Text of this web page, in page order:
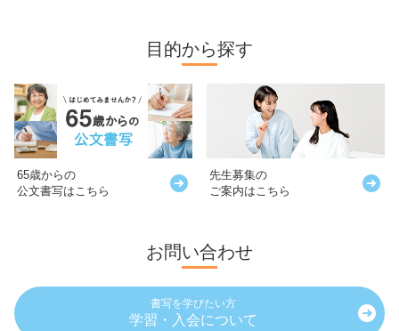
目的から探す
65歳からの
公文書写はこちら
先生募集の
ご案内はこちら
お問い合わせ
書写を学びたい方
学習・入会について